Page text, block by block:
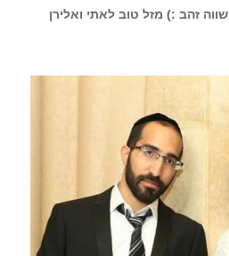
שווה זהב :) מזל טוב לאתי ואלירן